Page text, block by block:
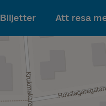
Till
Biljetter Att resa